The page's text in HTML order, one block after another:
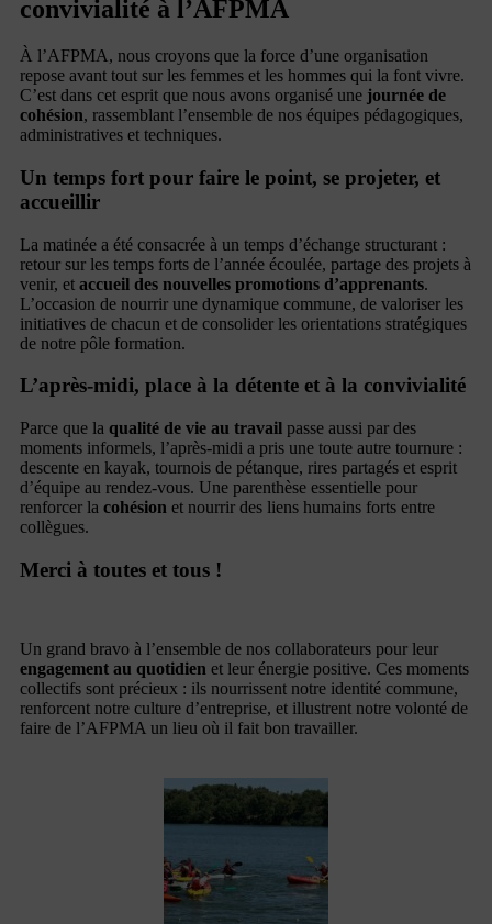
convivialité à l’AFPMA
À l’AFPMA, nous croyons que la force d’une organisation
repose avant tout sur les femmes et les hommes qui la font vivre.
C’est dans cet esprit que nous avons organisé une journée de
cohésion, rassemblant l’ensemble de nos équipes pédagogiques,
administratives et techniques.
Un temps fort pour faire le point, se projeter, et
accueillir
La matinée a été consacrée à un temps d’échange structurant :
retour sur les temps forts de l’année écoulée, partage des projets à
venir, et accueil des nouvelles promotions d’apprenants.
L’occasion de nourrir une dynamique commune, de valoriser les
initiatives de chacun et de consolider les orientations stratégiques
de notre pôle formation.
L’après-midi, place à la détente et à la convivialité
Parce que la qualité de vie au travail passe aussi par des
moments informels, l’après-midi a pris une toute autre tournure :
descente en kayak, tournois de pétanque, rires partagés et esprit
d’équipe au rendez-vous. Une parenthèse essentielle pour
renforcer la cohésion et nourrir des liens humains forts entre
collègues.
Merci à toutes et tous !
Un grand bravo à l’ensemble de nos collaborateurs pour leur
engagement au quotidien et leur énergie positive. Ces moments
collectifs sont précieux : ils nourrissent notre identité commune,
renforcent notre culture d’entreprise, et illustrent notre volonté de
faire de l’AFPMA un lieu où il fait bon travailler.